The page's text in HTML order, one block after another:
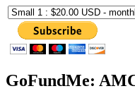
GoFundMe: